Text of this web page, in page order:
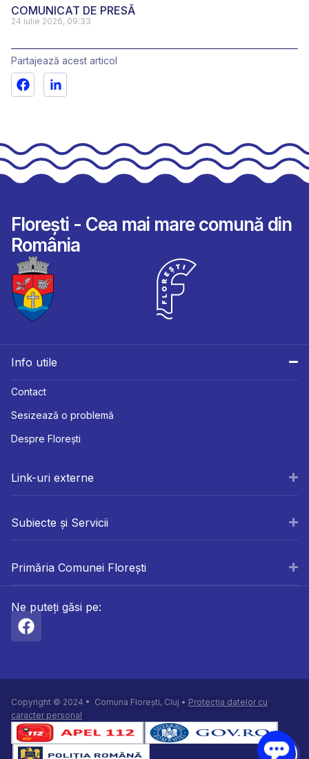
COMUNICAT DE PRESĂ
24 iulie 2026, 09:33
Partajează acest articol
Florești - Cea mai mare comună din
România
Info utile
Contact
Sesizează o problemă
Despre Florești
Link-uri externe
Subiecte și Servicii
Primăria Comunei Florești
Ne puteți găsi pe:
Copyright © 2024 • Comuna Florești, Cluj • Protecția datelor cu
caracter personal